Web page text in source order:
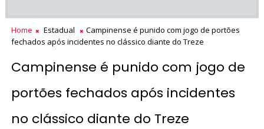
Home Estadual
Campinense é punido com jogo de portões
fechados após incidentes no clássico diante do Treze
Campinense é punido com jogo de
portões fechados após incidentes
no clássico diante do Treze